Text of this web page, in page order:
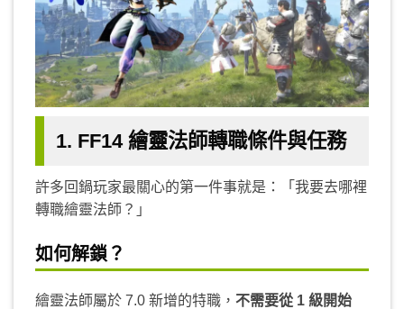
1. FF14 繪靈法師轉職條件與任務
許多回鍋玩家最關心的第一件事就是：「我要去哪裡
轉職繪靈法師？」
如何解鎖？
繪靈法師屬於 7.0 新增的特職， 不需要從 1 級開始